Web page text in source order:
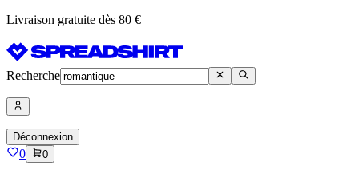
Livraison gratuite dès 80 €
Recherche
Déconnexion
0 0